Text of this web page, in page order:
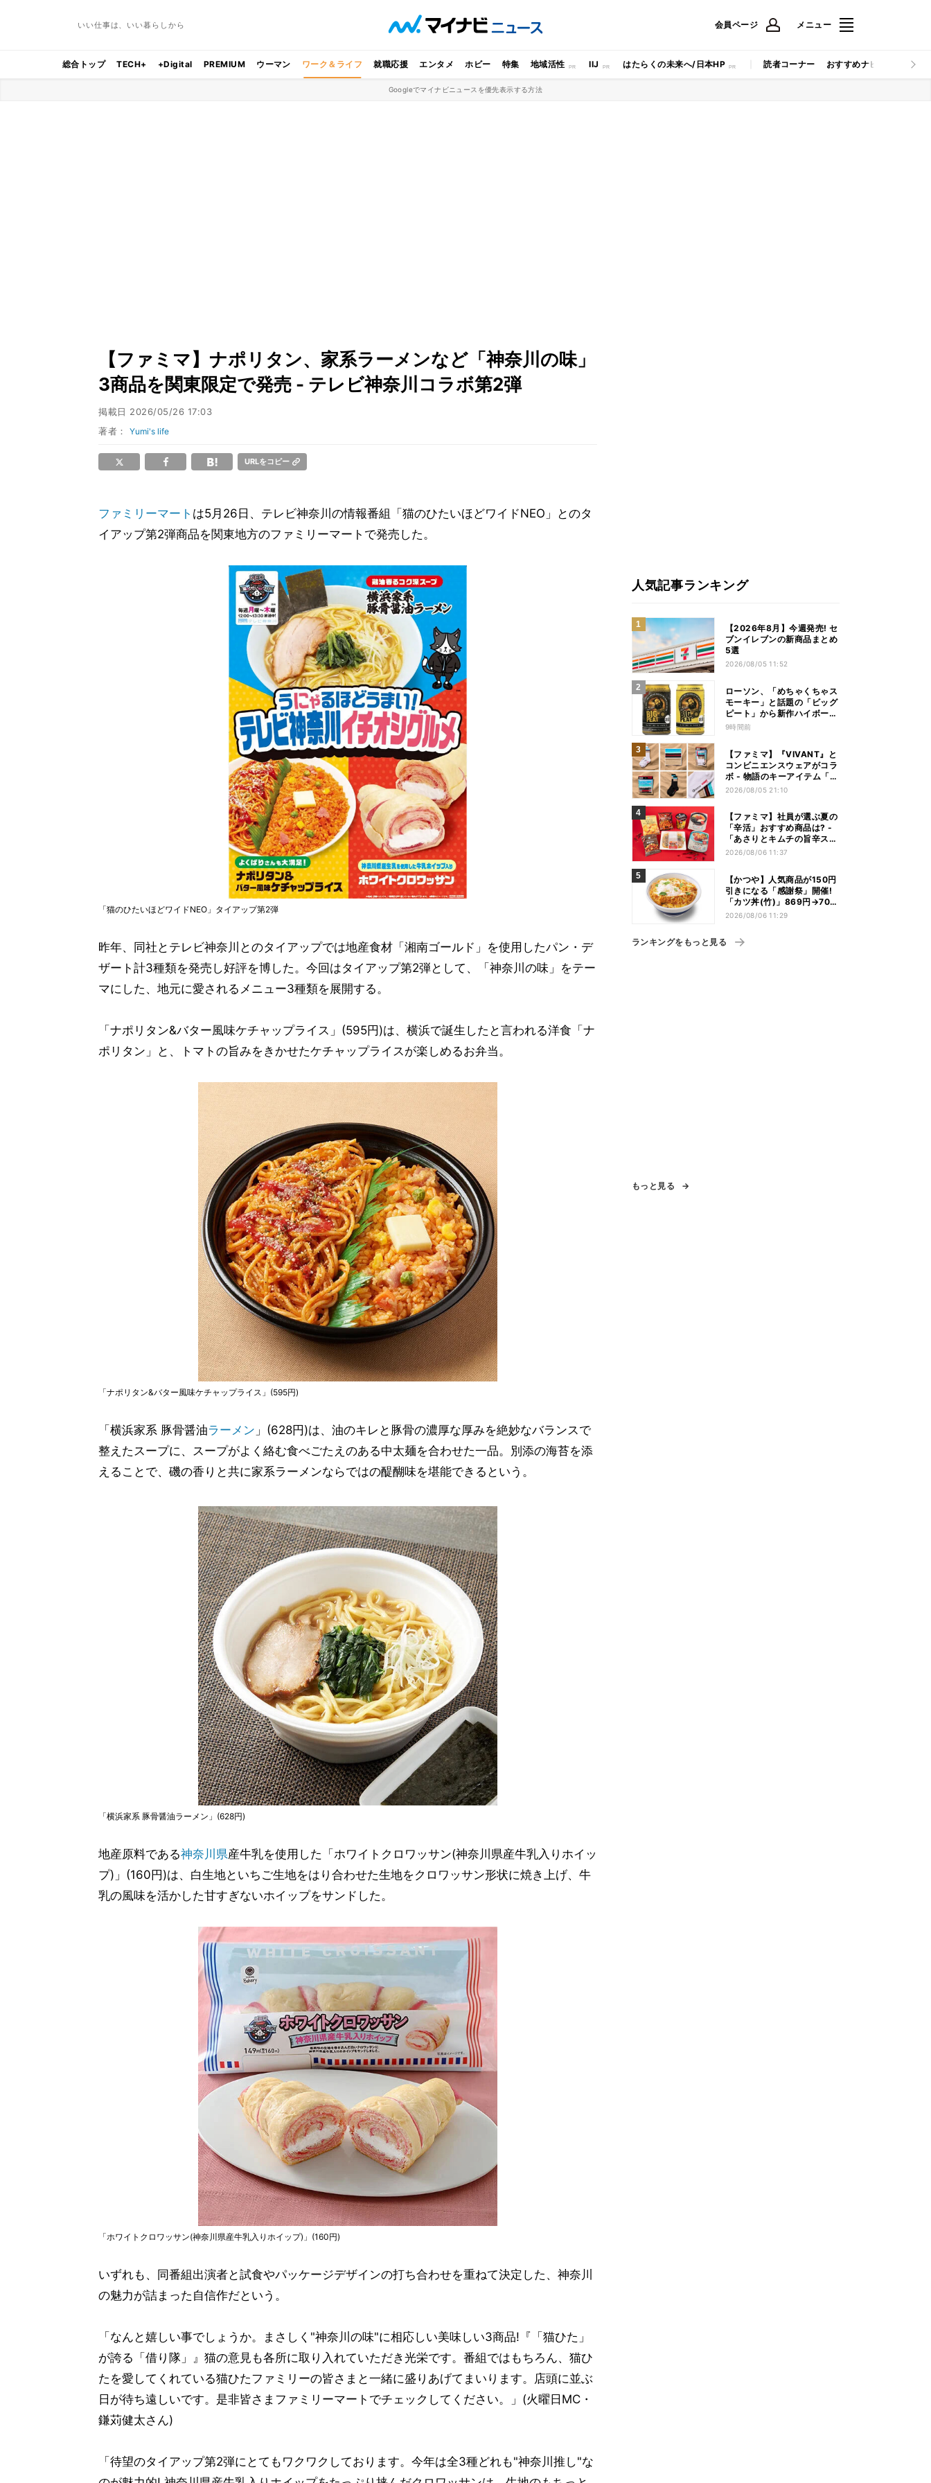
いい仕事は、いい暮らしから 会員ページ メニュー
総合トップ TECH+ +Digital PREMIUM ウーマン ワーク＆ライフ 就職応援 エンタメ ホビー 特集 地域活性 IIJ はたらくの未来へ/日本HP 読者コーナー おすすめナビ マイナビ
Googleでマイナビニュースを優先表示する方法
【ファミマ】ナポリタン、家系ラーメンなど「神奈川の味」
3商品を関東限定で発売 - テレビ神奈川コラボ第2弾
掲載日 2026/05/26 17:03
著者：Yumi's life
URLをコピー
ファミリーマート は5月26日、テレビ神奈川の情報番組「猫のひたいほどワイドNEO」とのタ
イアップ第2弾商品を関東地方のファミリーマートで発売した。
「猫のひたいほどワイドNEO」タイアップ第2弾
昨年、同社とテレビ神奈川とのタイアップでは地産食材「湘南ゴールド」を使用したパン・デ
ザート計3種類を発売し好評を博した。今回はタイアップ第2弾として、「神奈川の味」をテー
マにした、地元に愛されるメニュー3種類を展開する。
「ナポリタン&バター風味ケチャップライス」(595円)は、横浜で誕生したと言われる洋食「ナ
ポリタン」と、トマトの旨みをきかせたケチャップライスが楽しめるお弁当。
「ナポリタン&バター風味ケチャップライス」(595円)
「横浜家系 豚骨醤油ラーメン 」(628円)は、油のキレと豚骨の濃厚な厚みを絶妙なバランスで
整えたスープに、スープがよく絡む食べごたえのある中太麺を合わせた一品。別添の海苔を添
えることで、磯の香りと共に家系ラーメンならではの醍醐味を堪能できるという。
「横浜家系 豚骨醤油ラーメン」(628円)
地産原料である神奈川県産牛乳を使用した「ホワイトクロワッサン(神奈川県産牛乳入りホイッ
プ)」(160円)は、白生地といちご生地をはり合わせた生地をクロワッサン形状に焼き上げ、牛
乳の風味を活かした甘すぎないホイップをサンドした。
「ホワイトクロワッサン(神奈川県産牛乳入りホイップ)」(160円)
いずれも、同番組出演者と試食やパッケージデザインの打ち合わせを重ねて決定した、神奈川
の魅力が詰まった自信作だという。
「なんと嬉しい事でしょうか。まさしく"神奈川の味"に相応しい美味しい3商品!『「猫ひた」
が誇る「借り隊」』猫の意見も各所に取り入れていただき光栄です。番組ではもちろん、猫ひ
たを愛してくれている猫ひたファミリーの皆さまと一緒に盛りあげてまいります。店頭に並ぶ
日が待ち遠しいです。是非皆さまファミリーマートでチェックしてください。」(火曜日MC・
鎌苅健太さん)
「待望のタイアップ第2弾にとてもワクワクしております。今年は全3種どれも"神奈川推し"な
人気記事ランキング
【2026年8月】今週発売! セ
ブンイレブンの新商品まとめ
5選
2026/08/05 11:52
ローソン、「めちゃくちゃス
モーキー」と話題の「ビッグ
ピート」から新作ハイボール
缶＆ミニボトル発売
9時間前
【ファミマ】『VIVANT』と
コンビニエンスウェアがコラ
ボ - 物語のキーアイテム「別
班饅頭」も発売
2026/08/05 21:10
【ファミマ】社員が選ぶ夏の
「辛活」おすすめ商品は? -
「あさりとキムチの旨辛スン
ドゥブチゲ」「鬼金棒監修
ムチキン」など
2026/08/06 11:37
【かつや】人気商品が150円
引きになる「感謝祭」開催!
「カツ丼(竹)」869円→704
円、「ロースカツ定食」913
2026/08/06 11:29
ランキングをもっと見る
もっと見る